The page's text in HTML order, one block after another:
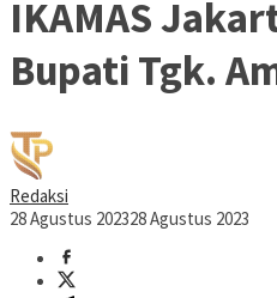
IKAMAS
Bupati Tgk.
Redaksi
28 Agustus 202328 Agustus 2023